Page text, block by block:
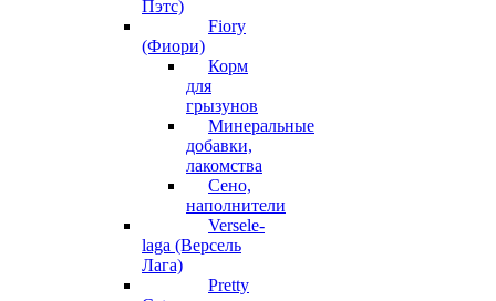
Пэтс)
Fiory
(Фиори)
Корм
для
грызунов
Минеральные
добавки,
лакомства
Сено,
наполнители
Versele-
laga (Версель
Лага)
Pretty